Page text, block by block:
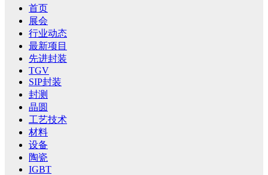
首页
展会
行业动态
最新项目
先进封装
TGV
SIP封装
封测
晶圆
工艺技术
材料
设备
陶瓷
IGBT